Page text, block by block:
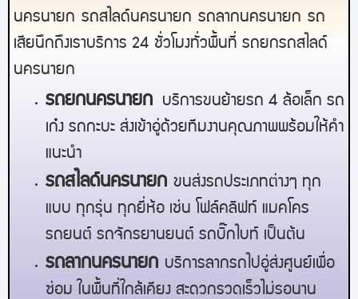
นครนายก รถสไลด์นครนายก รถลากนครนายก รถ
เสียนึกถึงเราบริการ 24 ชั่วโมงทั่วพื้นที่ รถยกรถสไลด์
นครนายก
รถยกนครนายก
บริการขนย้ายรถ 4 ล้อเล็ก รถ
เก๋ง รถกะบะ ส่งเข้าอู่ด้วยทีมงานคุณภาพพร้อมให้คำ
แนะนำ
รถสไลด์นครนายก ขนส่งรถประเภทต่างๆ ทุก
แบบ ทุกรุ่น ทุกยี่ห้อ เช่น โฟล์คลิฟท์ แมคโคร
รถยนต์ รถจักรยานยนต์ รถบิ๊กไบท์ เป็นต้น
รถลากนครนายก บริการลากรถไปอู่ส่งศูนย์เพื่อ
ซ่อม ในพื้นที่ใกล้เคียง สะดวกรวดเร็วไม่รอนาน